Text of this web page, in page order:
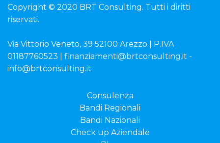
Copyright © 2020 BRT Consulting. Tutti i diritti
riservati.
Via Vittorio Veneto, 39 52100 Arezzo | P.IVA
01187760523 | finanziamenti@brtconsulting.it -
info@brtconsulting.it
Consulenza
Bandi Regionali
Bandi Nazionali
Check up Aziendale